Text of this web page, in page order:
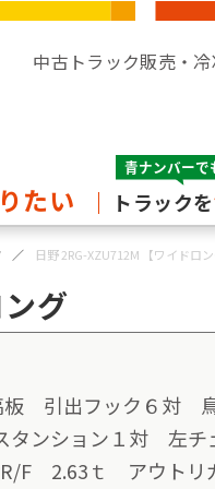
中古トラック販売・
たい トラックを
日野 2RG-XZU712M 【ワ
ロング
引出フック６対 鳥
ション１対 左チ
F 2.63ｔ アウトリ